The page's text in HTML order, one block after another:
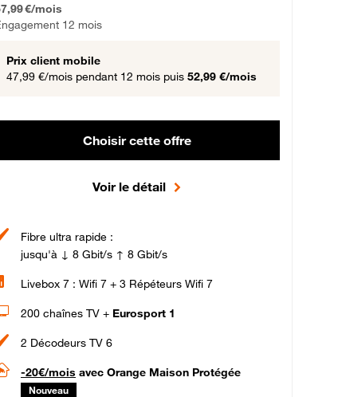
€/mois
12 mois
Prix client mobile
47,99 €/mois pendant 12 mois puis 52,99 €/mois
Choisir cette offre
Voir le détail
Fibre ultra rapide :
jusqu'à ↓ 8 Gbit/s ↑ 8 Gbit/s
Livebox 7 : Wifi 7 + 3 Répéteurs Wifi 7
200 chaînes TV + Eurosport 1
2 Décodeurs TV 6
-20€/mois avec Orange Maison Protégée
Nouveau